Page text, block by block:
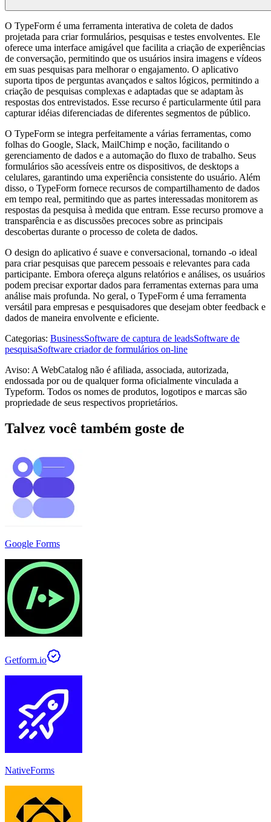
O TypeForm é uma ferramenta interativa de coleta de dados
projetada para criar formulários, pesquisas e testes envolventes. Ele
oferece uma interface amigável que facilita a criação de experiências
de conversação, permitindo que os usuários insira imagens e vídeos
em suas pesquisas para melhorar o engajamento. O aplicativo
suporta tipos de perguntas avançados e saltos lógicos, permitindo a
criação de pesquisas complexas e adaptadas que se adaptam às
respostas dos entrevistados. Esse recurso é particularmente útil para
capturar idéias diferenciadas de diferentes segmentos de público.
O TypeForm se integra perfeitamente a várias ferramentas, como
folhas do Google, Slack, MailChimp e noção, facilitando o
gerenciamento de dados e a automação do fluxo de trabalho. Seus
formulários são acessíveis entre os dispositivos, de desktops a
celulares, garantindo uma experiência consistente do usuário. Além
disso, o TypeForm fornece recursos de compartilhamento de dados
em tempo real, permitindo que as partes interessadas monitorem as
respostas da pesquisa à medida que entram. Esse recurso promove a
transparência e as discussões precoces sobre as principais
descobertas durante o processo de coleta de dados.
O design do aplicativo é suave e conversacional, tornando -o ideal
para criar pesquisas que parecem pessoais e relevantes para cada
participante. Embora ofereça alguns relatórios e análises, os usuários
podem precisar exportar dados para ferramentas externas para uma
análise mais profunda. No geral, o TypeForm é uma ferramenta
versátil para empresas e pesquisadores que desejam obter feedback e
dados de maneira envolvente e eficiente.
Categorias: BusinessSoftware de captura de leadsSoftware de
pesquisaSoftware criador de formulários on-line
Aviso: A WebCatalog não é afiliada, associada, autorizada,
endossada por ou de qualquer forma oficialmente vinculada a
Typeform. Todos os nomes de produtos, logotipos e marcas são
propriedade de seus respectivos proprietários.
Talvez você também goste de
Google Forms
Getform.io
NativeForms